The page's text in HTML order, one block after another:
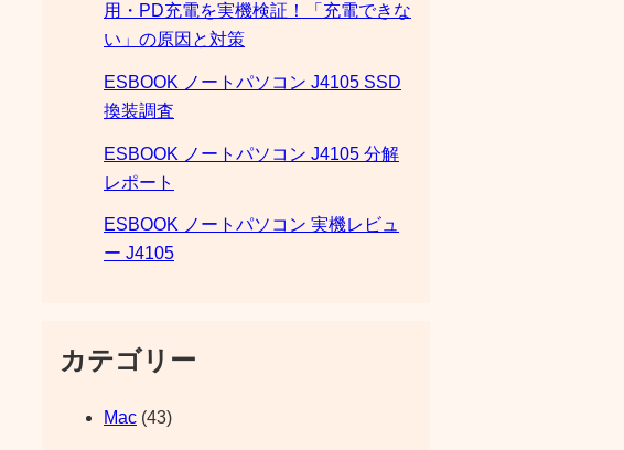
用・PD充電を実機検証！「充電できな
い」の原因と対策
ESBOOK ノートパソコン J4105 SSD
換装調査
ESBOOK ノートパソコン J4105 分解
レポート
ESBOOK ノートパソコン 実機レビュ
ー J4105
カテゴリー
Mac (43)